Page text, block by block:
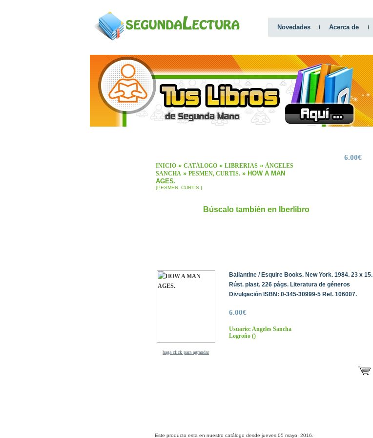
Novedades Acerca de
INICIO» CATÁLOGO» LIBRERIAS» ÁNGELES
SANCHA» PESMEN, CURTIS.» HOW A MAN
AGES.
[PESMEN, CURTIS.]
6.00€
Búscalo también en Iberlibro
haga click para agrandar
Ballantine / Esquire Books. New York. 1984. 23 x 15.
Rúst. plast. 226 págs. Literatura de géneros
Divulgación ISBN: 0-345-30999-5 Ref. 106007.
6.00€
Usuario: Angeles Sancha
Logroño()
Este producto esta en nuestro catálogo desde jueves 05 mayo, 2016.